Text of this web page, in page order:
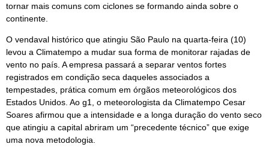
tornar mais comuns com ciclones se formando ainda sobre o
continente.
O vendaval histórico que atingiu São Paulo na quarta-feira (10)
levou a Climatempo a mudar sua forma de monitorar rajadas de
vento no país. A empresa passará a separar ventos fortes
registrados em condição seca daqueles associados a
tempestades, prática comum em órgãos meteorológicos dos
Estados Unidos. Ao g1, o meteorologista da Climatempo Cesar
Soares afirmou que a intensidade e a longa duração do vento seco
que atingiu a capital abriram um “precedente técnico” que exige
uma nova metodologia.